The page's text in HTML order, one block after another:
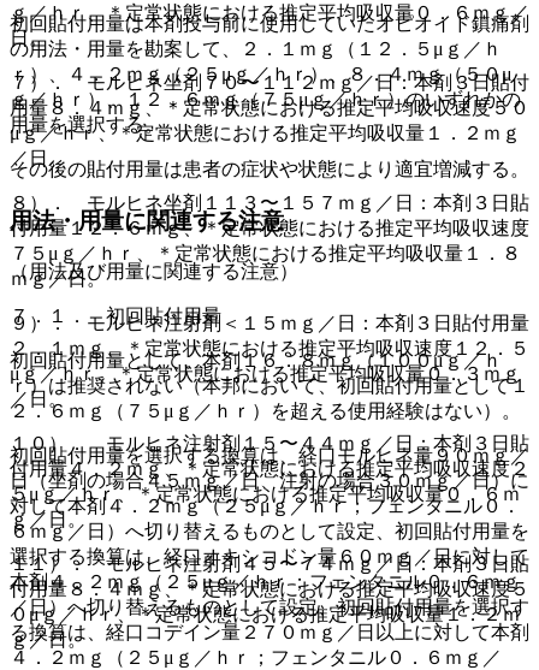
ｇ／ｈｒ、＊定常状態における推定平均吸収量０．６ｍｇ／
日。
７）． モルヒネ坐剤７０〜１１２ｍｇ／日：本剤３日貼付
用量８．４ｍｇ、＊定常状態における推定平均吸収速度５０
μｇ／ｈｒ、＊定常状態における推定平均吸収量１．２ｍｇ
／日。
８）． モルヒネ坐剤１１３〜１５７ｍｇ／日：本剤３日貼
付用量１２．６ｍｇ、＊定常状態における推定平均吸収速度
７５μｇ／ｈｒ、＊定常状態における推定平均吸収量１．８
ｍｇ／日。
９）． モルヒネ注射剤＜１５ｍｇ／日：本剤３日貼付用量
２．１ｍｇ、＊定常状態における推定平均吸収速度１２．５
μｇ／ｈｒ、＊定常状態における推定平均吸収量０．３ｍｇ
／日。
１０）． モルヒネ注射剤１５〜４４ｍｇ／日：本剤３日貼
付用量４．２ｍｇ、＊定常状態における推定平均吸収速度２
５μｇ／ｈｒ、＊定常状態における推定平均吸収量０．６ｍ
ｇ／日。
１１）． モルヒネ注射剤４５〜７４ｍｇ／日：本剤３日貼
付用量８．４ｍｇ、＊定常状態における推定平均吸収速度５
０μｇ／ｈｒ、＊定常状態における推定平均吸収量１．２ｍ
ｇ／日。
初回貼付用量は本剤投与前に使用していたオピオイド鎮痛剤
の用法・用量を勘案して、２．１ｍｇ（１２．５μｇ／ｈ
ｒ）、４．２ｍｇ（２５μｇ／ｈｒ）、８．４ｍｇ（５０μ
ｇ／ｈｒ）、１２．６ｍｇ（７５μｇ／ｈｒ）のいずれかの
用量を選択する。
その後の貼付用量は患者の症状や状態により適宜増減する。
用法・用量に関連する注意
（用法及び用量に関連する注意）
７．１． 初回貼付用量
初回貼付用量として、本剤１６．８ｍｇ（１００μｇ／ｈ
ｒ）は推奨されない（本邦において、初回貼付用量として１
２．６ｍｇ（７５μｇ／ｈｒ）を超える使用経験はない）。
初回貼付用量を選択する換算は、経口モルヒネ量９０ｍｇ／
日（坐剤の場合４５ｍｇ／日、注射の場合３０ｍｇ／日）に
対して本剤４．２ｍｇ（２５μｇ／ｈｒ；フェンタニル０．
６ｍｇ／日）へ切り替えるものとして設定、初回貼付用量を
選択する換算は、経口オキシコドン量６０ｍｇ／日に対して
本剤４．２ｍｇ（２５μｇ／ｈｒ；フェンタニル０．６ｍｇ
／日）へ切り替えるものとして設定、初回貼付用量を選択す
る換算は、経口コデイン量２７０ｍｇ／日以上に対して本剤
４．２ｍｇ（２５μｇ／ｈｒ；フェンタニル０．６ｍｇ／